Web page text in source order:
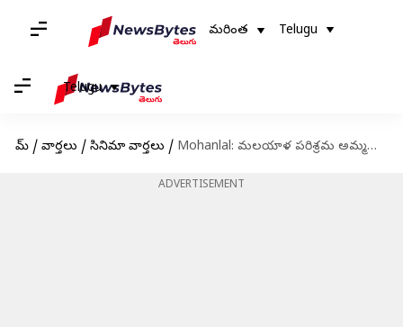
మరింత Telugu
Telugu
హోమ్ / వార్తలు / సినిమా వార్తలు / Mohanlal: మలయాళ పరిశ్రమ అమ్మలాంటిది.. దయచేసి నాశనం చేయకండి : మోహన్ లాల్
ADVERTISEMENT